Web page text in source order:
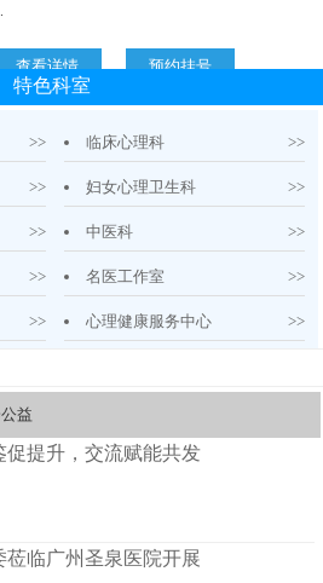
特色科室
>> 临床心理科 >>
>> 妇女心理卫生科 >>
>> 中医科 >>
>> 名医工作室 >>
>> 心理健康服务中心 >>
益
促提升，交流赋能共发
莅临广州圣泉医院开展